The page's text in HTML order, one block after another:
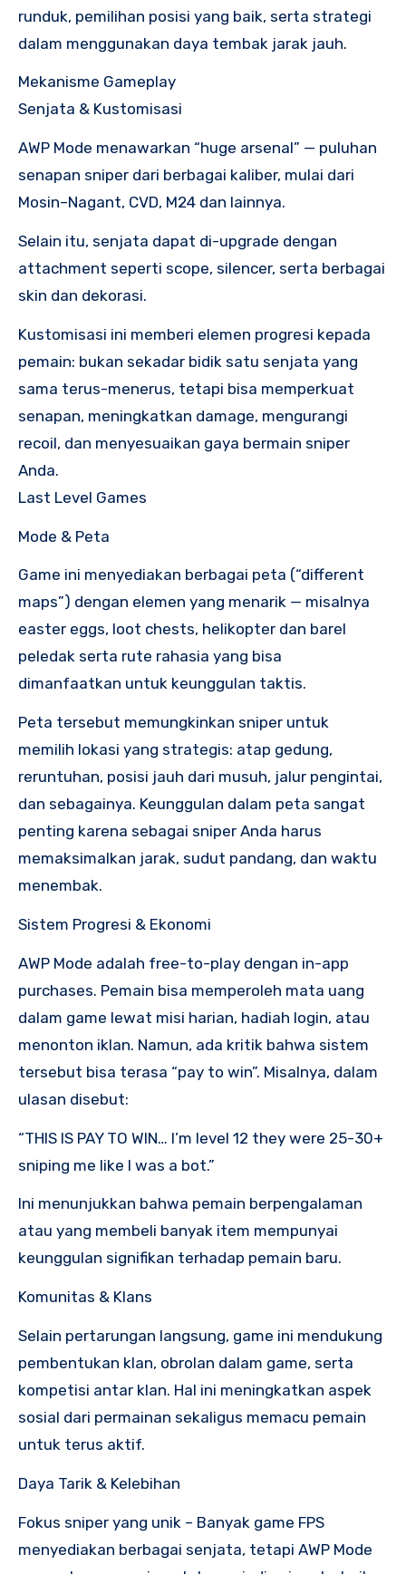
runduk, pemilihan posisi yang baik, serta strategi
dalam menggunakan daya tembak jarak jauh.
Mekanisme Gameplay
Senjata & Kustomisasi
AWP Mode menawarkan “huge arsenal” — puluhan
senapan sniper dari berbagai kaliber, mulai dari
Mosin–Nagant, CVD, M24 dan lainnya.
Selain itu, senjata dapat di-upgrade dengan
attachment seperti scope, silencer, serta berbagai
skin dan dekorasi.
Kustomisasi ini memberi elemen progresi kepada
pemain: bukan sekadar bidik satu senjata yang
sama terus-menerus, tetapi bisa memperkuat
senapan, meningkatkan damage, mengurangi
recoil, dan menyesuaikan gaya bermain sniper
Anda.
Last Level Games
Mode & Peta
Game ini menyediakan berbagai peta (“different
maps”) dengan elemen yang menarik — misalnya
easter eggs, loot chests, helikopter dan barel
peledak serta rute rahasia yang bisa
dimanfaatkan untuk keunggulan taktis.
Peta tersebut memungkinkan sniper untuk
memilih lokasi yang strategis: atap gedung,
reruntuhan, posisi jauh dari musuh, jalur pengintai,
dan sebagainya. Keunggulan dalam peta sangat
penting karena sebagai sniper Anda harus
memaksimalkan jarak, sudut pandang, dan waktu
menembak.
Sistem Progresi & Ekonomi
AWP Mode adalah free-to-play dengan in-app
purchases. Pemain bisa memperoleh mata uang
dalam game lewat misi harian, hadiah login, atau
menonton iklan. Namun, ada kritik bahwa sistem
tersebut bisa terasa “pay to win”. Misalnya, dalam
ulasan disebut:
“THIS IS PAY TO WIN… I’m level 12 they were 25-30+
sniping me like I was a bot.”
Ini menunjukkan bahwa pemain berpengalaman
atau yang membeli banyak item mempunyai
keunggulan signifikan terhadap pemain baru.
Komunitas & Klans
Selain pertarungan langsung, game ini mendukung
pembentukan klan, obrolan dalam game, serta
kompetisi antar klan. Hal ini meningkatkan aspek
sosial dari permainan sekaligus memacu pemain
untuk terus aktif.
Daya Tarik & Kelebihan
Fokus sniper yang unik – Banyak game FPS
menyediakan berbagai senjata, tetapi AWP Mode